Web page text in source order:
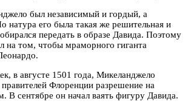
был независимый и гордый, а
натура его была такая же решительная и
передать в образе Давида. Поэтому
на том, чтобы мраморного гиганта
в августе 1501 года, Микеланджело
Флоренции разрешение на
В сентябре он начал ваять фигуру Давида.